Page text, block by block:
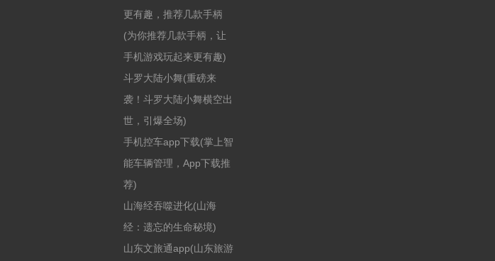
更有趣，推荐几款手柄
(为你推荐几款手柄，让
手机游戏玩起来更有趣)
斗罗大陆小舞(重磅来
袭！斗罗大陆小舞横空出
世，引爆全场)
手机控车app下载(掌上智
能车辆管理，App下载推
荐)
山海经吞噬进化(山海
经：遗忘的生命秘境)
山东文旅通app(山东旅游